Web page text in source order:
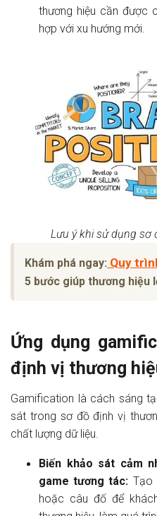
thương hiệu cần được
hợp với xu hướng mới.
Lưu ý khi sử dụng sơ
Khám phá ngay: Quy
5 bước giúp thương hiệu
Ứng dụng
định vị thương
Gamification là cách sáng
sát trong sơ đồ định vị
chất lượng dữ liệu.
Biến khảo sát cảm
game tương tác: Tạo
hoặc câu đố để